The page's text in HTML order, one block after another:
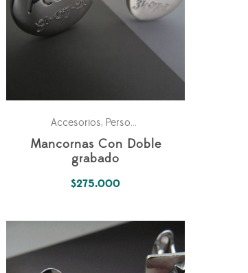
Accesorios, Personales
Mancornas Con Doble
grabado
$275.000